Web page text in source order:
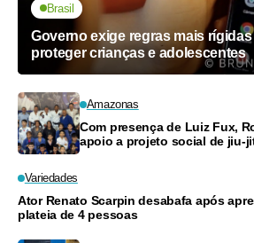
Brasil
Governo exige regras mais
proteger crianças e adolescentes
Amazonas
Com presença de Luiz Fux,
apoio a projeto social de jiu-
Variedades
Ator Renato Scarpin desabafa após
plateia de 4 pessoas